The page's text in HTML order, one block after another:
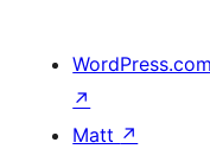
WordPress.com
↗
Matt ↗